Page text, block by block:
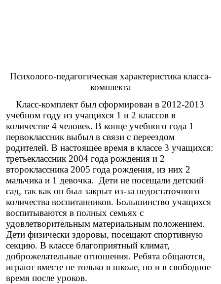
Психолого-педагогическая характеристика класса-
комплекта
Класс-комплект был сформирован в 2012-2013
учебном году из учащихся 1 и 2 классов в
количестве 4 человек. В конце учебного года 1
первоклассник выбыл в связи с переездом
родителей. В настоящее время в классе 3 учащихся:
третьеклассник 2004 года рождения и 2
второклассника 2005 года рождения, из них 2
мальчика и 1 девочка. Дети не посещали детский
сад, так как он был закрыт из-за недостаточного
количества воспитанников. Большинство учащихся
воспитываются в полных семьях с
удовлетворительным материальным положением.
Дети физически здоровы, посещают спортивную
секцию. В классе благоприятный климат,
доброжелательные отношения. Ребята общаются,
играют вместе не только в школе, но и в свободное
время после уроков.